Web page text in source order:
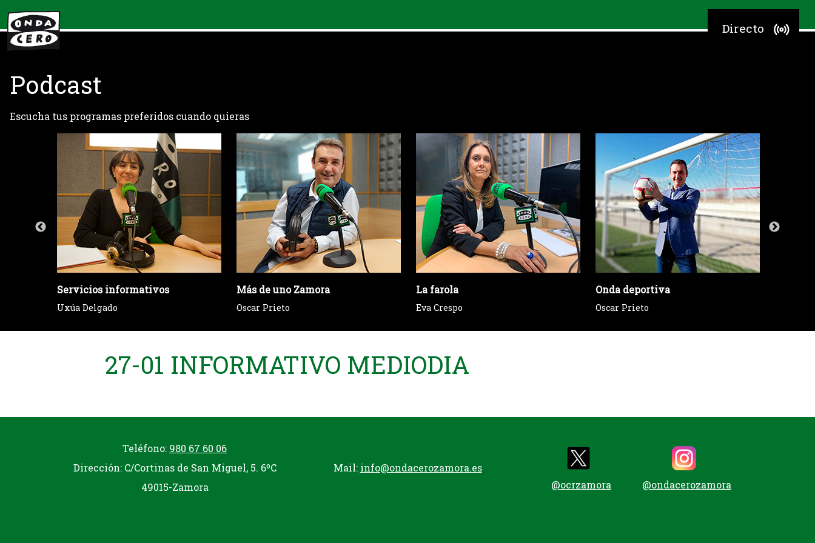
Directo
Podcast
Escucha tus programas preferidos cuando quieras
Servicios informativos
Uxúa Delgado
Más de uno Zamora
Oscar Prieto
La farola
Eva Crespo
Onda deportiva
Oscar Prieto
27-01 INFORMATIVO MEDIODIA
Teléfono: 980 67 60 06
Dirección: C/Cortinas de San Miguel, 5. 6ºC
49015-Zamora
Mail: info@ondacerozamora.es
@ocrzamora
@ondacerozamora